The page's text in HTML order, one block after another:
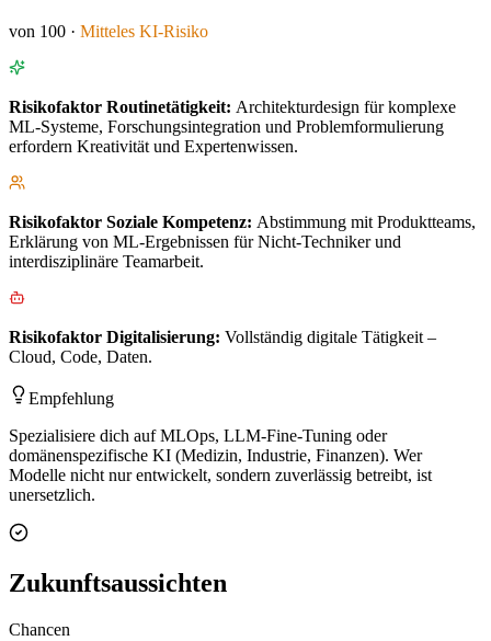
von 100 · Mitteles KI-Risiko
Risikofaktor Routinetätigkeit: Architekturdesign für komplexe
ML-Systeme, Forschungsintegration und Problemformulierung
erfordern Kreativität und Expertenwissen.
Risikofaktor Soziale Kompetenz: Abstimmung mit Produktteams,
Erklärung von ML-Ergebnissen für Nicht-Techniker und
interdisziplinäre Teamarbeit.
Risikofaktor Digitalisierung: Vollständig digitale Tätigkeit –
Cloud, Code, Daten.
Empfehlung
Spezialisiere dich auf MLOps, LLM-Fine-Tuning oder
domänenspezifische KI (Medizin, Industrie, Finanzen). Wer
Modelle nicht nur entwickelt, sondern zuverlässig betreibt, ist
unersetzlich.
Zukunftsaussichten
Chancen